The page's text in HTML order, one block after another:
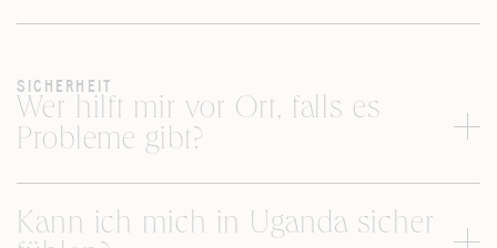
SICHERHEIT
Wer hilft mir vor Ort, falls es
Probleme gibt?
Kann ich mich in Uganda sicher